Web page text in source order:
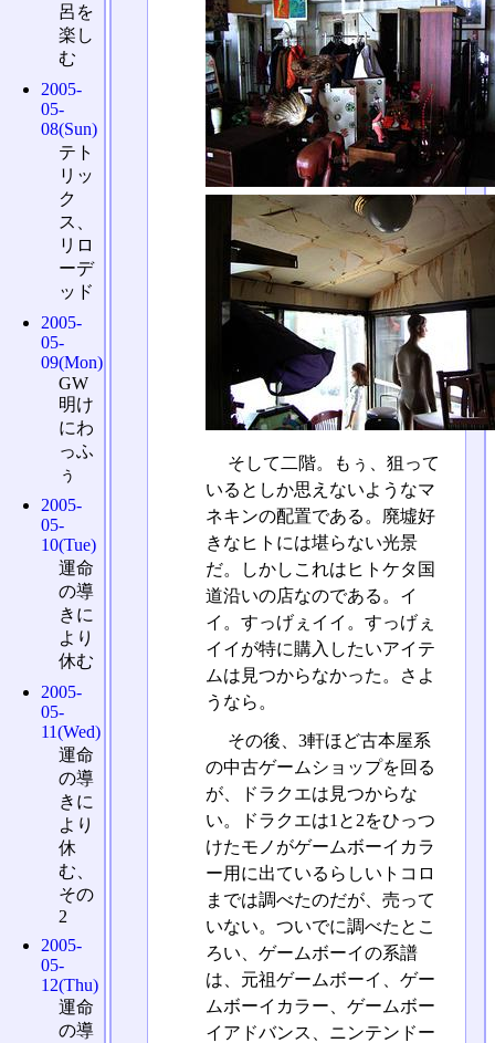
そして二階。もぅ、狙って
いるとしか思えないようなマ
ネキンの配置である。廃墟好
きなヒトには堪らない光景
だ。しかしこれはヒトケタ国
道沿いの店なのである。イ
イ。すっげぇイイ。すっげぇ
イイが特に購入したいアイテ
ムは見つからなかった。さよ
うなら。
その後、3軒ほど古本屋系
の中古ゲームショップを回る
が、ドラクエは見つからな
い。ドラクエは1と2をひっつ
けたモノがゲームボーイカラ
ー用に出ているらしいトコロ
までは調べたのだが、売って
いない。ついでに調べたとこ
ろい、ゲームボーイの系譜
は、元祖ゲームボーイ、ゲー
ムボーイカラー、ゲームボー
イアドバンス、ニンテンドー
呂を
楽し
む
2005-
05-
08(Sun)
テト
リッ
ク
ス、
リロ
ーデ
ッド
2005-
05-
09(Mon)
GW
明け
にわ
っふ
ぅ
2005-
05-
10(Tue)
運命
の導
きに
より
休む
2005-
05-
11(Wed)
運命
の導
きに
より
休
む、
その
2
2005-
05-
12(Thu)
運命
の導